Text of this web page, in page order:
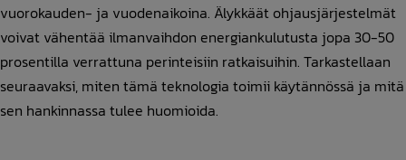
vuorokauden- ja vuodenaikoina. Älykkäät ohjausjärjestelmät
voivat vähentää ilmanvaihdon energiankulutusta jopa 30-50
prosentilla verrattuna perinteisiin ratkaisuihin. Tarkastellaan
seuraavaksi, miten tämä teknologia toimii käytännössä ja mitä
sen hankinnassa tulee huomioida.